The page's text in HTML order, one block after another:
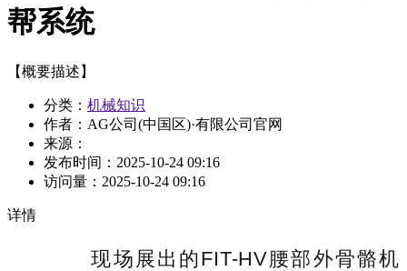
帮系统
【概要描述】
分类： 机械知识
作者：AG公司(中国区)·有限公司官网
来源：
发布时间： 2025-10-24 09:16
访问量： 2025-10-24 09:16
详情
现场展出的FIT-HV腰部外骨骼机